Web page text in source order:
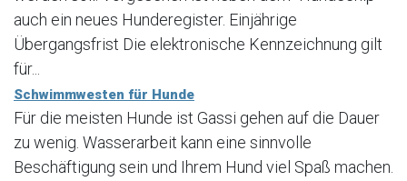
auch ein neues Hunderegister. Einjährige
Übergangsfrist Die elektronische Kennzeichnung gilt
für...
Schwimmwesten für Hunde
Für die meisten Hunde ist Gassi gehen auf die Dauer
zu wenig. Wasserarbeit kann eine sinnvolle
Beschäftigung sein und Ihrem Hund viel Spaß machen.